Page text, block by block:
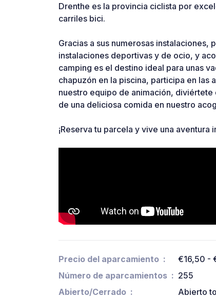
Drenthe es la provincia ciclista por
carriles bici.
Gracias a sus numerosas
instalaciones deportivas y de ocio, y
camping es el destino ideal para unas
chapuzón en la piscina, participa en las
nuestro equipo de animación,
de una deliciosa comida en nuestro
¡Reserva tu parcela y vive una aventura
Precio del aparcamiento
€16,50 -
Número de aparcamientos
255
Abierto/Cerrado
Abierto